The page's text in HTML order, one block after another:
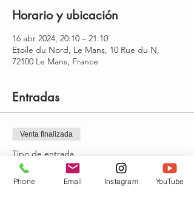
Horario y ubicación
16 abr 2024, 20:10 – 21:10
Etoile du Nord, Le Mans, 10 Rue du N,
72100 Le Mans, France
Entradas
Venta finalizada
Tipo de entrada
yoga : Mardi 20h10-21h10
Phone Email Instagram YouTube